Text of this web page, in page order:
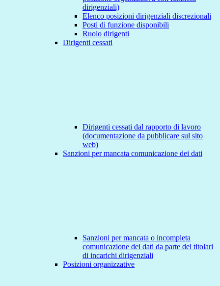
dirigenziali)
Elenco posizioni dirigenziali discrezionali
Posti di funzione disponibili
Ruolo dirigenti
Dirigenti cessati
Dirigenti cessati dal rapporto di lavoro
(documentazione da pubblicare sul sito
web)
Sanzioni per mancata comunicazione dei dati
Sanzioni per mancata o incompleta
comunicazione dei dati da parte dei titolari
di incarichi dirigenziali
Posizioni organizzative